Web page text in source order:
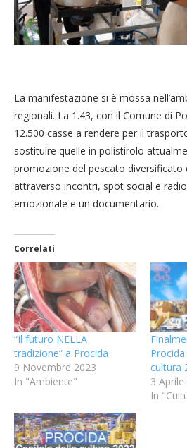
La manifestazione si è mossa
regionali. La 1.43, con il Comune di
12.500 casse a rendere per il
sostituire quelle in polistirolo
promozione del pescato diversificato
attraverso incontri, spot social e
emozionale e un documentario.
Correlati
“Il futuro NELLA
tradizione” a Procida
9 Novembre 2023
In "Ambiente"
cultura
3
In